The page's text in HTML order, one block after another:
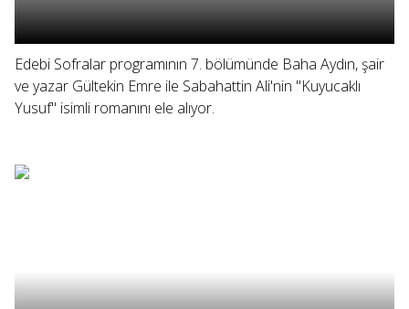
Edebi Sofralar programının 7. bölümünde Baha Aydın, şair
ve yazar Gültekin Emre ile Sabahattin Ali'nin "Kuyucaklı
Yusuf" isimli romanını ele alıyor.